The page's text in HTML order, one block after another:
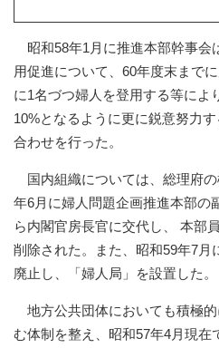
昭和58年1月に推進本部幹事会
用促進について、60年度末まで
に1名づつ婦人を登用する等によ
10%となるように更に鋭意努力
合わせを行った。
国内組織については、総理府
年6月に婦人問題企画推進本部の
ら内閣官房長官に交代し、 本部
削除された。また、昭和59年7月
廃止し、「婦人局」を設置した。
地方公共団体においても積極
む体制を整え、昭和57年4月現在